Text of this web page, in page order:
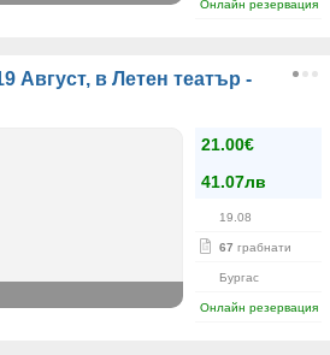
Онлайн резервация
Август, в Летен театър -
21.00€
41.07лв
19.08
67 грабнати
Бургас
Онлайн резервация